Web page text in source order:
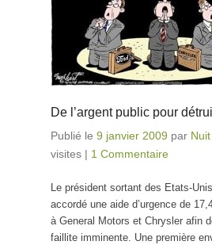
De l’argent public pour
Publié le 9 janvier 2009 par
visites | 1 Commentaire
Le président sortant des Etats-
accordé une aide d’urgence de
à General Motors et Chrysler afin
faillite imminente. Une première